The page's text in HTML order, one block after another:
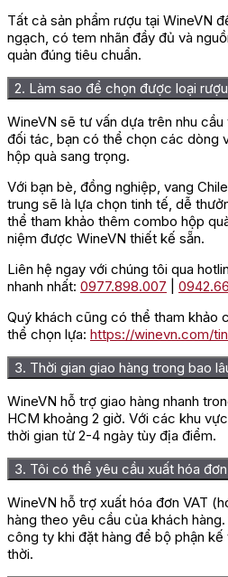
Tất cả sản phẩm rượu tại WineVN
ngạch, có tem nhãn đầy đủ và
quản đúng tiêu chuẩn.
2. Làm sao để chọn được loại
WineVN sẽ tư vấn dựa trên nhu
đối tác, bạn có thể chọn các dòng
hộp quà sang trọng.
Với bạn bè, đồng nghiệp, vang
trung sẽ là lựa chọn tinh tế, dễ
thể tham khảo thêm combo hộp
niệm được WineVN thiết kế sẵn.
Liên hệ ngay với chúng tôi qua
nhanh nhất: 0977.898.007
Quý khách cũng có thể tham khảo
thể chọn lựa: https://winevn.com/
3. Thời gian giao hàng trong bao
WineVN hỗ trợ giao hàng nhanh
HCM khoảng 2 giờ. Với các khu
thời gian từ 2-4 ngày tùy địa điểm.
3. Tôi có thể yêu cầu xuất hóa
WineVN hỗ trợ xuất hóa đơn VAT
hàng theo yêu cầu của khách
công ty khi đặt hàng để bộ phận
thời.